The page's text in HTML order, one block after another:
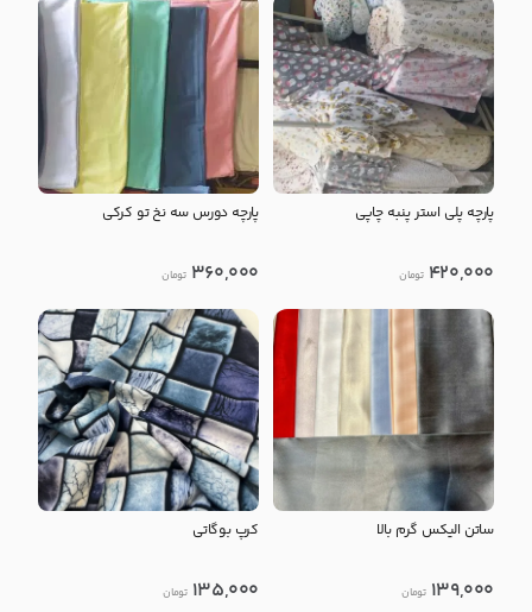
پارچه پلی استر پنبه چاپی
420,000 تومان
پارچه دورس سه نخ تو کرکی
360,000 تومان
ساتن الیکس گرم بالا
139,000 تومان
کرپ بوگاتی
135,000 تومان